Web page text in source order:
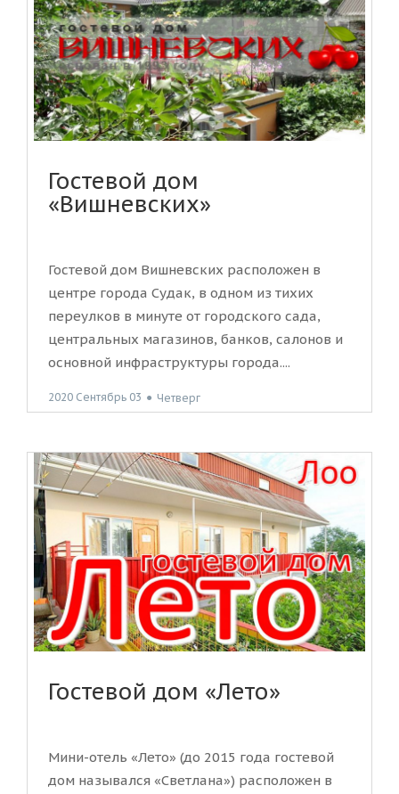
Гостевой дом
«Вишневских»
Гостевой дом Вишневских расположен в
центре города Судак, в одном из тихих
переулков в минуте от городского сада,
центральных магазинов, банков, салонов и
основной инфраструктуры города....
2020 Сентябрь 03 ● Четверг
Гостевой дом «Лето»
Мини-отель «Лето» (до 2015 года гостевой
дом назывался «Светлана») расположен в